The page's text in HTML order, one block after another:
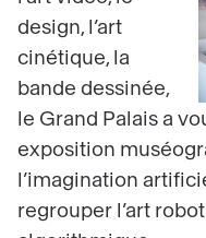
design, l’art
cinétique, la
bande dessinée,
le Grand Palais a
exposition
l’imagination
regrouper l’art